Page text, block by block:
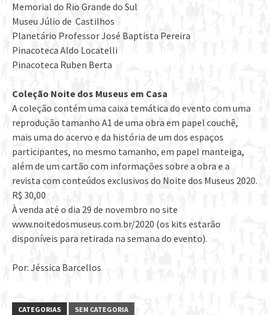
Memorial do Rio Grande do Sul
Museu Júlio de Castilhos
Planetário Professor José Baptista Pereira
Pinacoteca Aldo Locatelli
Pinacoteca Ruben Berta
Coleção Noite dos Museus em Casa
A coleção contém uma caixa temática do evento com uma
reprodução tamanho A1 de uma obra em papel couchê,
mais uma do acervo e da história de um dos espaços
participantes, no mesmo tamanho, em papel manteiga,
além de um cartão com informações sobre a obra e a
revista com conteúdos exclusivos do Noite dos Museus 2020.
R$ 30,00
À venda até o dia 29 de novembro no site
www.noitedosmuseus.com.br/2020 (os kits estarão
disponíveis para retirada na semana do evento).
Por: Jéssica Barcellos
CATEGORIAS SEM CATEGORIA